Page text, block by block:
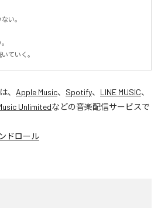
い。
ていく。
、 Apple Music、 Spotify、 LINE MUSIC、
Unlimitedなどの音楽配信サービスで
ドロール